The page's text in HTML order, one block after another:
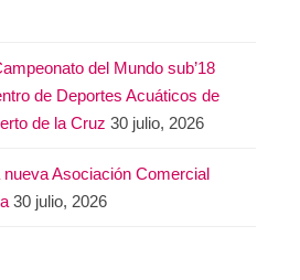
del Mundo sub’18
de Deportes Acuáticos de
de la Cruz 30 julio, 2026
Asociación Comercial
30 julio, 2026